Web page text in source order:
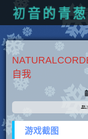
初 音 的 青 葱
自我
2
游戏截图